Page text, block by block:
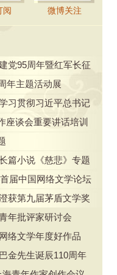
阅 微博关注
党95周年暨红军长征
年主题活动展
习贯彻习近平总书记
座谈会重要讲话培训
篇小说《慈悲》专题
届中国网络文学论坛
获第九届茅盾文学奖
青年批评家研讨会
络文学年度好作品
金先生诞辰110周年